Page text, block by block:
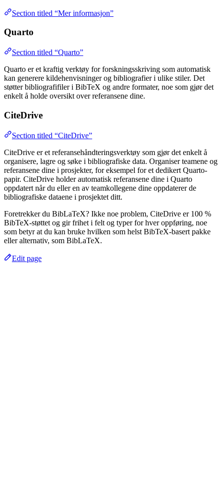
Section titled “Mer informasjon”
Quarto
Section titled “Quarto”
Quarto er et kraftig verktøy for forskningsskriving som automatisk
kan generere kildehenvisninger og bibliografier i ulike stiler. Det
støtter bibliografifiler i BibTeX og andre formater, noe som gjør det
enkelt å holde oversikt over referansene dine.
CiteDrive
Section titled “CiteDrive”
CiteDrive er et referansehåndteringsverktøy som gjør det enkelt å
organisere, lagre og søke i bibliografiske data. Organiser teamene og
referansene dine i prosjekter, for eksempel for et dedikert Quarto-
papir. CiteDrive holder automatisk referansene dine i Quarto
oppdatert når du eller en av teamkollegene dine oppdaterer de
bibliografiske dataene i prosjektet ditt.
Foretrekker du BibLaTeX? Ikke noe problem, CiteDrive er 100 %
BibTeX-støttet og gir frihet i felt og typer for hver oppføring, noe
som betyr at du kan bruke hvilken som helst BibTeX-basert pakke
eller alternativ, som BibLaTeX.
Edit page